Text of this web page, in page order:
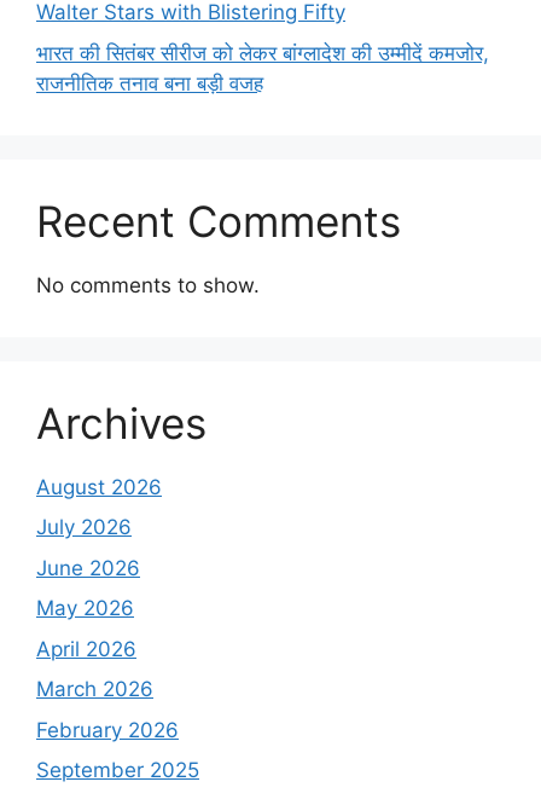
Walter Stars with Blistering Fifty
भारत की सितंबर सीरीज को लेकर बांग्लादेश की उम्मीदें कमजोर,
राजनीतिक तनाव बना बड़ी वजह
Recent Comments
No comments to show.
Archives
August 2026
July 2026
June 2026
May 2026
April 2026
March 2026
February 2026
September 2025